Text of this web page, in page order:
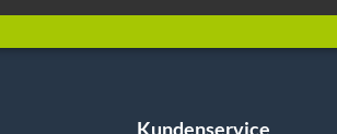
Kundenservice